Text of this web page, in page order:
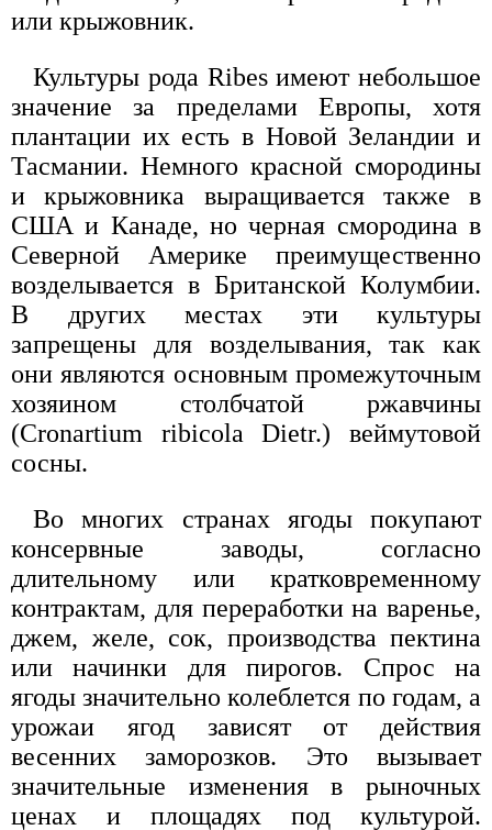
или крыжовник.
Культуры рода Ribes имеют небольшое
значение за пределами Европы, хотя
плантации их есть в Новой Зеландии и
Тасмании. Немного красной смородины
и крыжовника выращивается также в
США и Канаде, но черная смородина в
Северной Америке преимущественно
возделывается в Британской Колумбии.
В других местах эти культуры
запрещены для возделывания, так как
они являются основным промежуточным
хозяином столбчатой ржавчины
(Cronartium ribicola Dietr.) веймутовой
сосны.
Во многих странах ягоды покупают
консервные заводы, согласно
длительному или кратковременному
контрактам, для переработки на варенье,
джем, желе, сок, производства пектина
или начинки для пирогов. Спрос на
ягоды значительно колеблется по годам, а
урожаи ягод зависят от действия
весенних заморозков. Это вызывает
значительные изменения в рыночных
ценах и площадях под культурой.